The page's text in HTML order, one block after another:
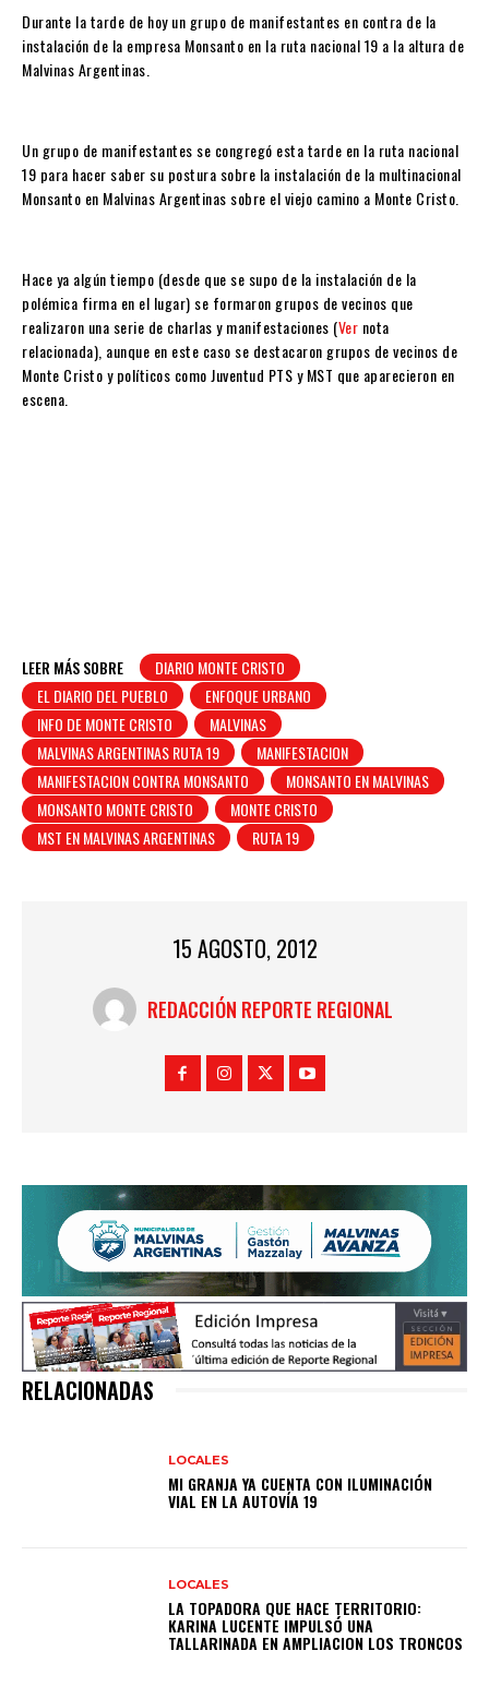
Durante la tarde de hoy un grupo de manifestantes en contra de la
instalación de la empresa Monsanto en la ruta nacional 19 a la altura de
Malvinas Argentinas.
Un grupo de manifestantes se congregó esta tarde en la ruta nacional
19 para hacer saber su postura sobre la instalación de la multinacional
Monsanto en Malvinas Argentinas sobre el viejo camino a Monte Cristo.
Hace ya algún tiempo (desde que se supo de la instalación de la
polémica firma en el lugar) se formaron grupos de vecinos que
realizaron una serie de charlas y manifestaciones (Ver nota
relacionada), aunque en este caso se destacaron grupos de vecinos de
Monte Cristo y políticos como Juventud PTS y MST que aparecieron en
escena.
LEER MÁS SOBRE
DIARIO MONTE CRISTO
EL DIARIO DEL PUEBLO
ENFOQUE URBANO
INFO DE MONTE CRISTO
MALVINAS
MALVINAS ARGENTINAS RUTA 19
MANIFESTACION
MANIFESTACION CONTRA MONSANTO
MONSANTO EN MALVINAS
MONSANTO MONTE CRISTO
MONTE CRISTO
MST EN MALVINAS ARGENTINAS
RUTA 19
15 AGOSTO, 2012
REDACCIÓN REPORTE REGIONAL
RELACIONADAS
LOCALES
MI GRANJA YA CUENTA CON ILUMINACIÓN
VIAL EN LA AUTOVÍA 19
LOCALES
LA TOPADORA QUE HACE TERRITORIO:
KARINA LUCENTE IMPULSÓ UNA
TALLARINADA EN AMPLIACION LOS TRONCOS